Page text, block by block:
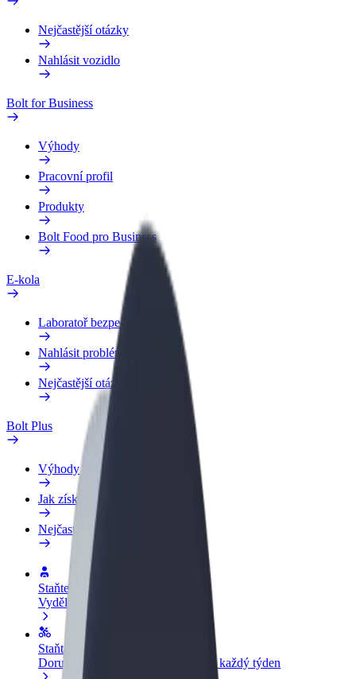
Nejčastější otázky
Nahlásit vozidlo
Bolt for Business
Výhody
Pracovní profil
Produkty
Bolt Food pro Business
E-kola
Laboratoř bezpečnosti
Nahlásit problém
Nejčastější otázky
Bolt Plus
Výhody
Jak získat členství
Nejčastější otázky
Staňte se řidičem
Vydělávejte podle sebe
Staňte se kurýrem
Doručujte jídlo a dostávejte výplatu každý týden